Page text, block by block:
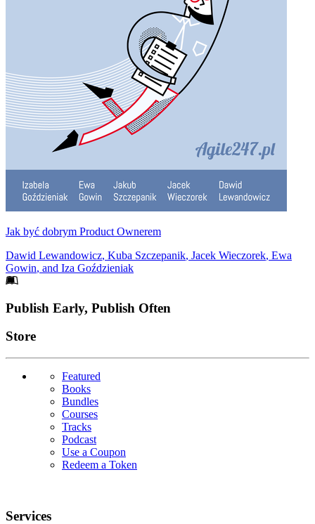
Jak być dobrym Product Ownerem
Dawid Lewandowicz, Kuba Szczepanik, Jacek Wieczorek, Ewa
Gowin, and Iza Goździeniak
Footer
Publish Early, Publish Often
Links
Store
Featured
Books
Bundles
Courses
Tracks
Podcast
Use a Coupon
Redeem a Token
Services